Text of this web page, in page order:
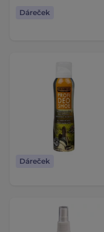
Dáreček
Dáreček